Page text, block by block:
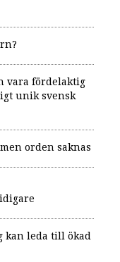
vara fördelaktig
unik svensk
orden saknas
kan leda till ökad